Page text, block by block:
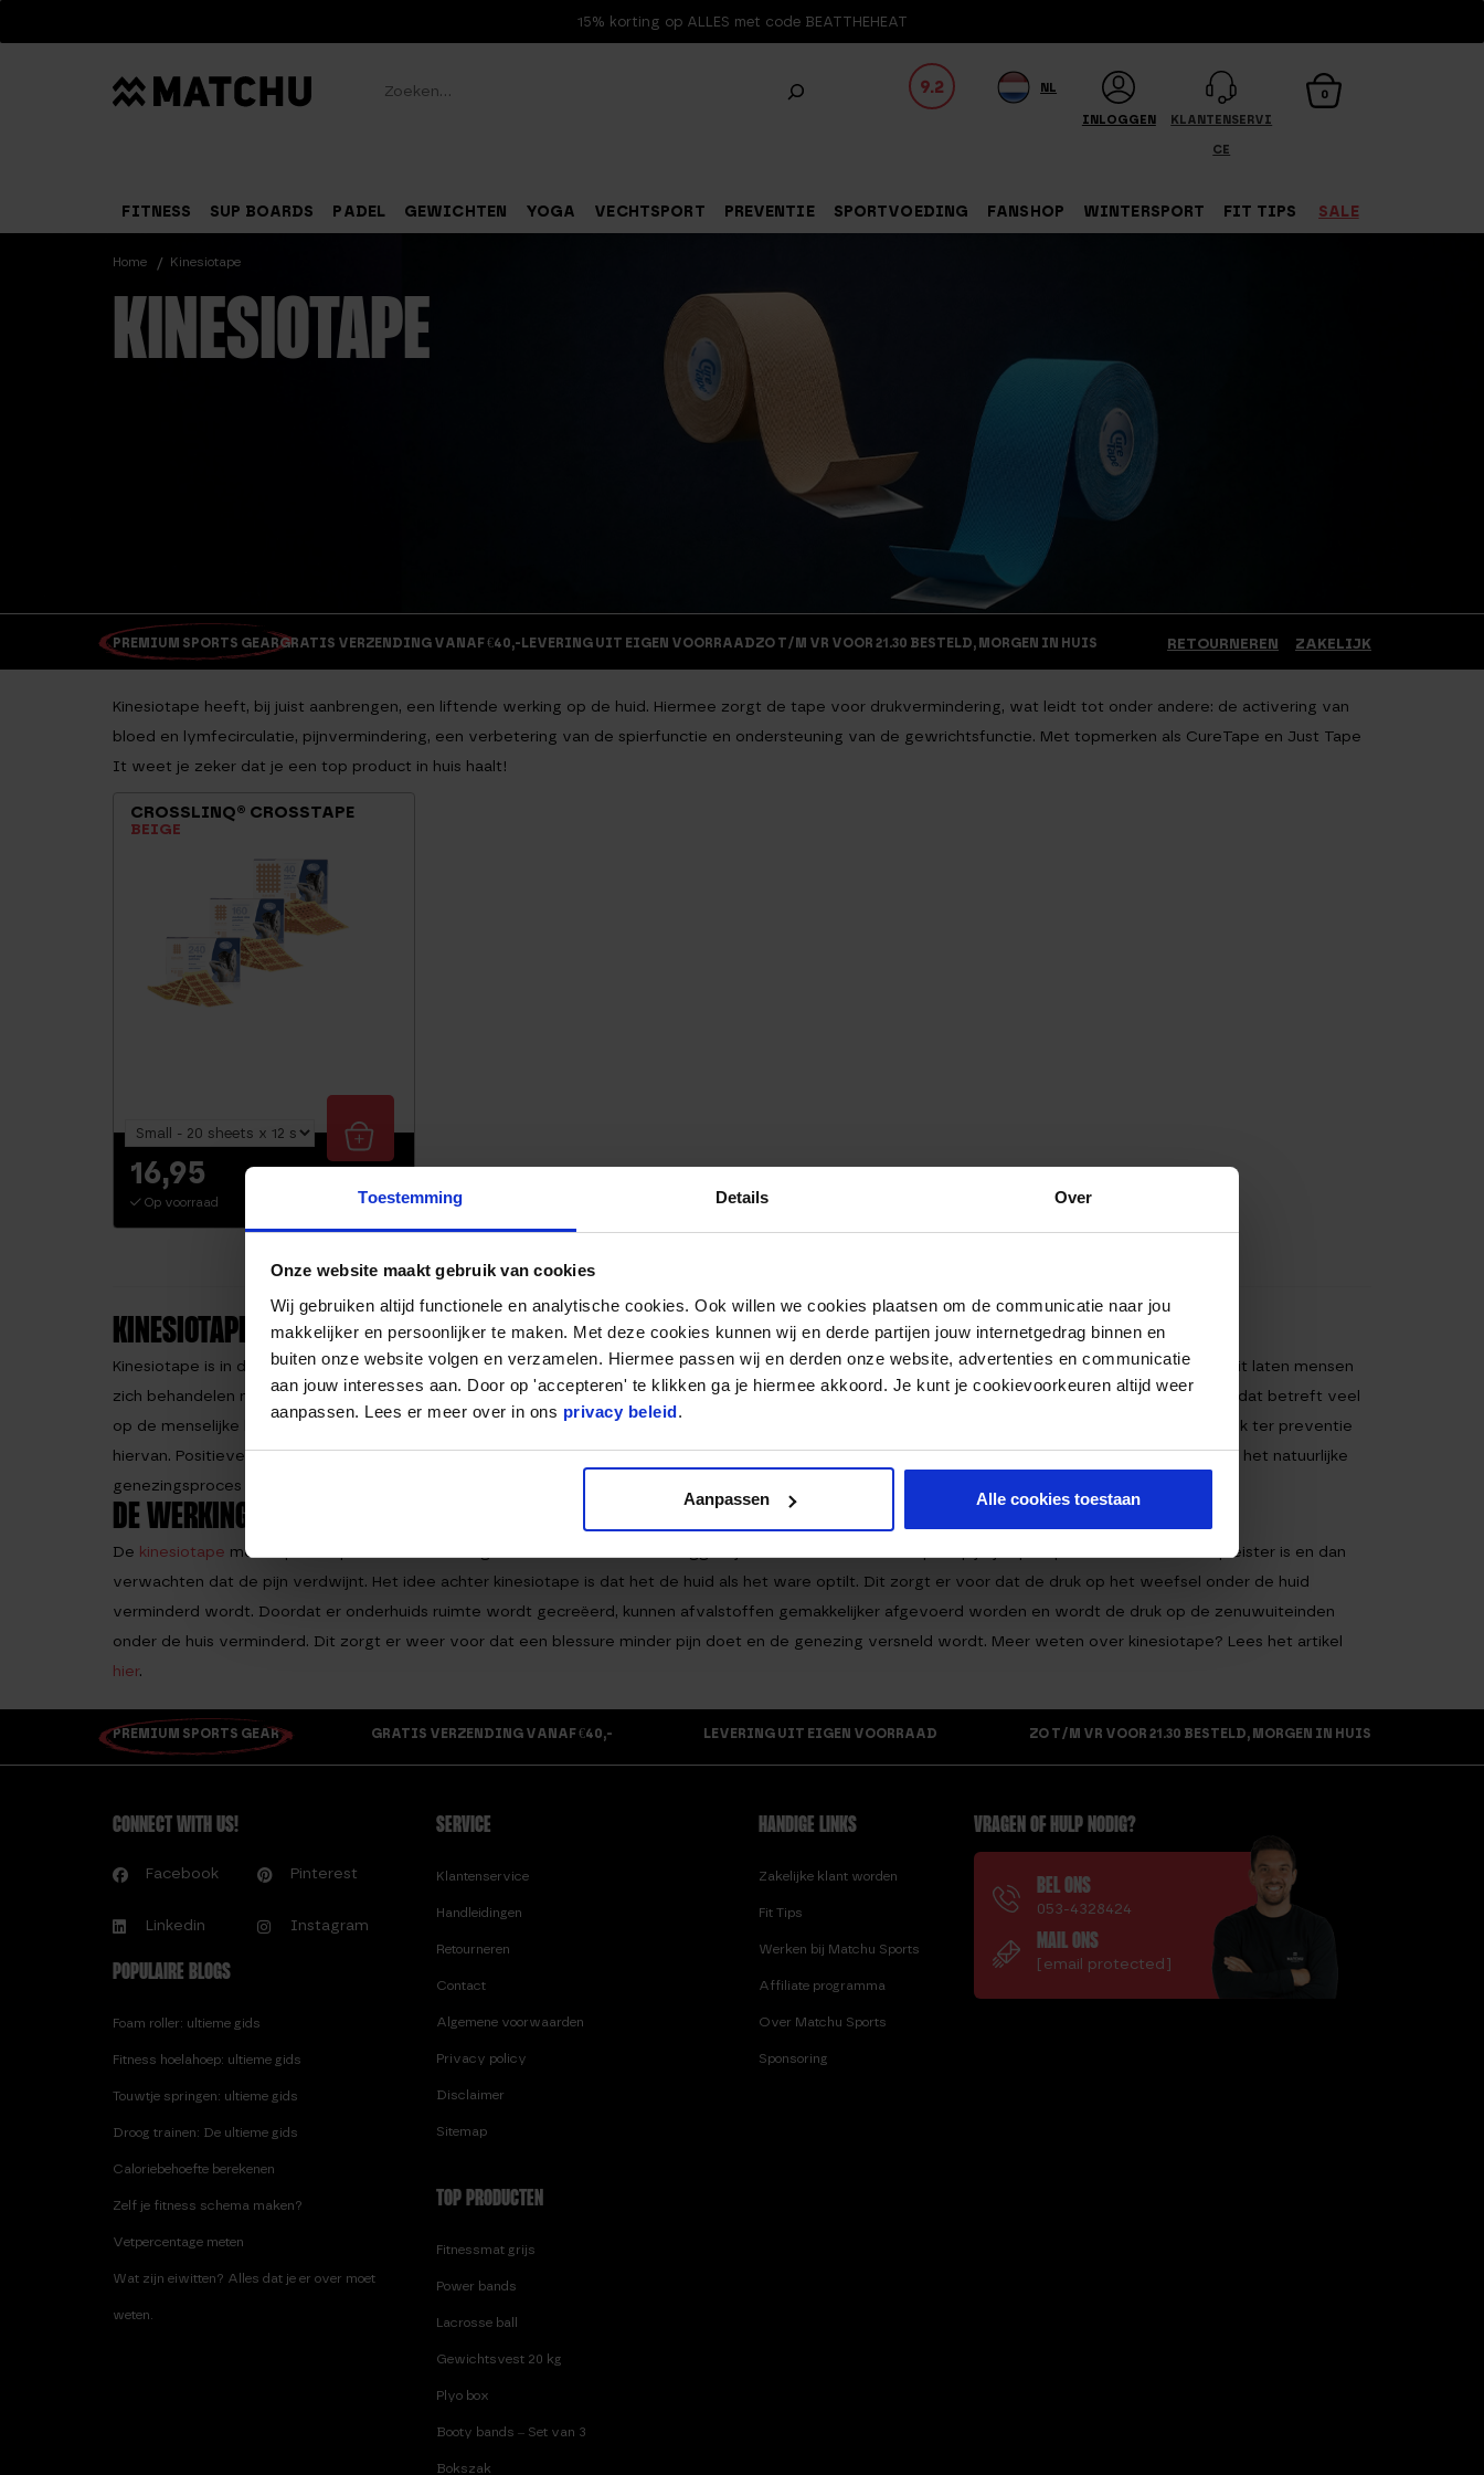
Toestemming Details Over
Onze website maakt gebruik van cookies
Wij gebruiken altijd functionele en analytische cookies. Ook willen we cookies plaatsen om de communicatie naar jou
makkelijker en persoonlijker te maken. Met deze cookies kunnen wij en derde partijen jouw internetgedrag binnen en
buiten onze website volgen en verzamelen. Hiermee passen wij en derden onze website, advertenties en communicatie
aan jouw interesses aan. Door op 'accepteren' te klikken ga je hiermee akkoord. Je kunt je cookievoorkeuren altijd weer
aanpassen. Lees er meer over in ons privacy beleid.
Aanpassen Alle cookies toestaan
15% korting op ALLES met code BEATTHEHEAT
9.2 NL
INLOGGEN KLANTENSERVI
CE
0
FITNESS SUP BOARDS PADEL GEWICHTEN YOGA VECHTSPORT PREVENTIE SPORTVOEDING FANSHOP WINTERSPORT FIT TIPS SALE
Home Kinesiotape
KINESIOTAPE
RETOURNEREN ZAKELIJK
PREMIUM SPORTS GEARGRATIS VERZENDING VANAF €40,- LEVERING UIT EIGEN VOORRAADZO T/M VR VOOR 21.30 BESTELD, MORGEN IN HUIS
Kinesiotape heeft, bij juist aanbrengen, een liftende werking op de huid. Hiermee zorgt de tape voor drukvermindering, wat leidt tot onder andere: de activering van
bloed en lymfecirculatie, pijnvermindering, een verbetering van de spierfunctie en ondersteuning van de gewrichtsfunctie. Met topmerken als CureTape en Just Tape
It weet je zeker dat je een top product in huis haalt!
CROSSLINQ® CROSSTAPE
BEIGE
uit 5
16,95
Op voorraad
KINESIOTAPE, WAT IS HET?
Kinesiotape is in de jaren 70 ontstaan in Japan en in de loop der tijd ook steeds bekender geworden in Europa en de rest van de wereld. Vaker dan ooit laten mensen
zich behandelen met kinesiotape en merken de positieve effecten hiervan. De tape verschilt van reguliere sporttape doordat het elastisch is en wat dat betreft veel
op de menselijke huid lijkt. Mits de tape goed aangebracht wordt kan het worden gebruikt bij het verhelpen van allerlei blessures en klachten, maar ook ter preventie
hiervan. Positieve effecten van kinesiotape zijn onder andere: - Pijnvermindering - Functieverbetering - Ondersteuning bij instabiliteit - Versnelling van het natuurlijke
genezingsproces - Vermindering van zwelling
DE WERKING VAN KINESIOTAPE
De kinesiotape moet op een speciale manier toegediend worden. Dat wil zeggen: je kunt het niet zomaar op de pijnlijke plek plakken alsof het een pleister is en dan
verwachten dat de pijn verdwijnt. Het idee achter kinesiotape is dat het de huid als het ware optilt. Dit zorgt er voor dat de druk op het weefsel onder de huid
verminderd wordt. Doordat er onderhuids ruimte wordt gecreëerd, kunnen afvalstoffen gemakkelijker afgevoerd worden en wordt de druk op de zenuwuiteinden
onder de huis verminderd. Dit zorgt er weer voor dat een blessure minder pijn doet en de genezing versneld wordt. Meer weten over kinesiotape? Lees het artikel
hier.
PREMIUM SPORTS GEAR GRATIS VERZENDING VANAF €40,- LEVERING UIT EIGEN VOORRAAD ZO T/M VR VOOR 21.30 BESTELD, MORGEN IN HUIS
CONNECT WITH US!
Facebook Pinterest
Linkedin Instagram
POPULAIRE BLOGS
Foam roller: ultieme gids
Fitness hoelahoep: ultieme gids
Touwtje springen: ultieme gids
Droog trainen: De ultieme gids
Caloriebehoefte berekenen
Zelf je fitness schema maken?
Vetpercentage meten
Wat zijn eiwitten? Alles dat je er over moet
weten.
SERVICE
Klantenservice
Handleidingen
Retourneren
Contact
Algemene voorwaarden
Privacy policy
Disclaimer
Sitemap
TOP PRODUCTEN
Fitnessmat grijs
Power bands
Lacrosse ball
Gewichtsvest 20 kg
Plyo box
Booty bands – Set van 3
Bokszak
HANDIGE LINKS
Zakelijke klant worden
Fit Tips
Werken bij Matchu Sports
Affiliate programma
Over Matchu Sports
Sponsoring
VRAGEN OF HULP NODIG?
BEL ONS
053-4328424
MAIL ONS
[email protected]